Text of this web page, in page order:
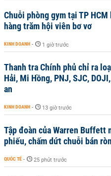
Chuỗi phòng gym tại TP
hàng trăm hội viên bơ vơ
KINH DOANH - 1 giờ trước
Thanh tra Chính phủ chỉ ra
Hải, Mi Hồng, PNJ, SJC,
an
KINH DOANH - 13 giờ trước
Tập đoàn của Warren Buffett
phiếu, chấm dứt chuỗi bán
QUỐC TẾ - 25 phút trước